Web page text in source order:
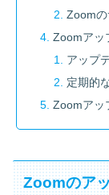
Zoom
Zoomアッ
アップ
定期的
Zoomアッ
Zoomのア